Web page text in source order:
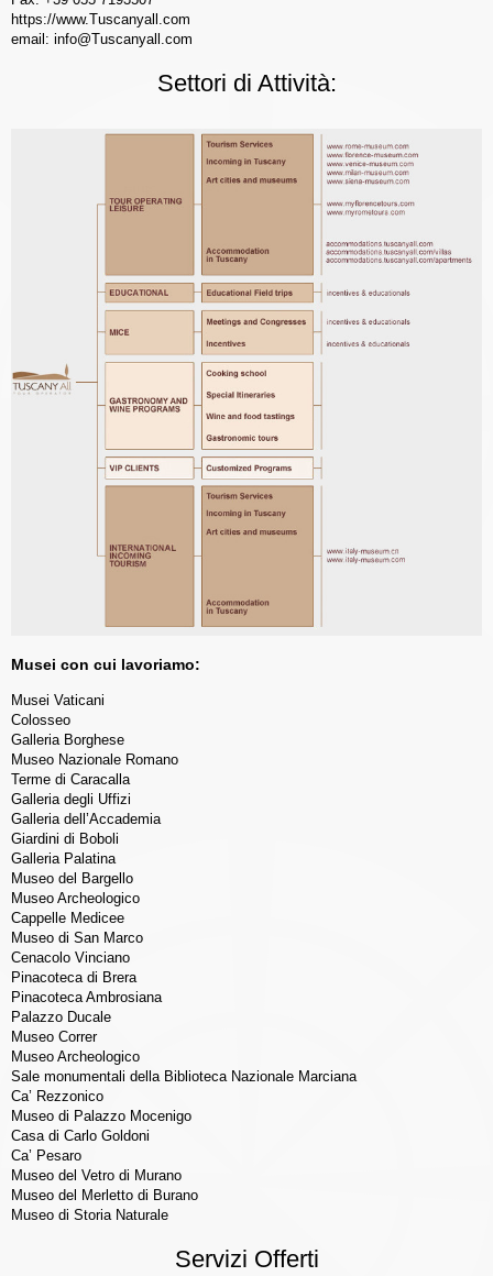
https://www.Tuscanyall.com
email: info@Tuscanyall.com
Settori di Attività:
Musei con cui lavoriamo:
Musei Vaticani
Colosseo
Galleria Borghese
Museo Nazionale Romano
Terme di Caracalla
Galleria degli Uffizi
Galleria dell’Accademia
Giardini di Boboli
Galleria Palatina
Museo del Bargello
Museo Archeologico
Cappelle Medicee
Museo di San Marco
Cenacolo Vinciano
Pinacoteca di Brera
Pinacoteca Ambrosiana
Palazzo Ducale
Museo Correr
Museo Archeologico
Sale monumentali della Biblioteca Nazionale Marciana
Ca’ Rezzonico
Museo di Palazzo Mocenigo
Casa di Carlo Goldoni
Ca’ Pesaro
Museo del Vetro di Murano
Museo del Merletto di Burano
Museo di Storia Naturale
Servizi Offerti